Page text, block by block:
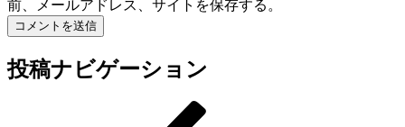
前、メールアドレス、サイトを保存する。
投稿ナビゲーション